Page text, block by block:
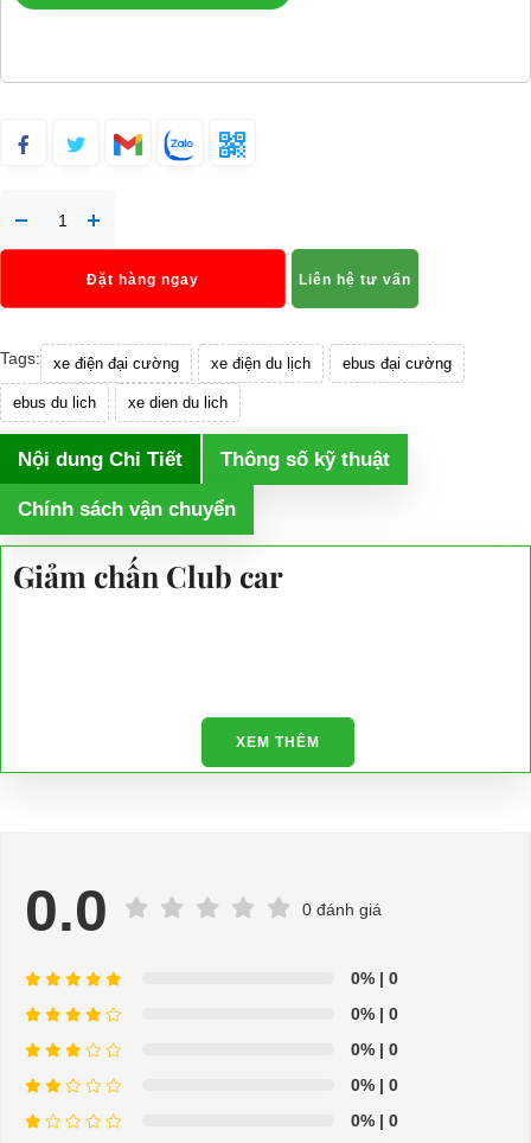
Đặt hàng ngay Liên hệ tư vấn
Tags: xe điện đại cường xe điện du lịch ebus đại cường
ebus du lich xe dien du lich
Nội dung Chi Tiết Thông số kỹ thuật
Chính sách vận chuyển
Giảm chấn Club car
⇒ Xem thêm:
Bạn nên chọn mua Xe điện sân golf chất lượng giá
tốt ở đâu?
XEM THÊM
0.0 0 đánh giá
0% | 0
0% | 0
0% | 0
0% | 0
0% | 0